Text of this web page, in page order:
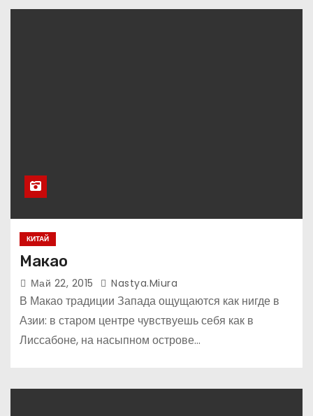
КИТАЙ
Макао
Май 22, 2015 Nastya.miura
В Макао традиции Запада ощущаются как нигде в
Азии: в старом центре чувствуешь себя как в
Лиссабоне, на насыпном острове…